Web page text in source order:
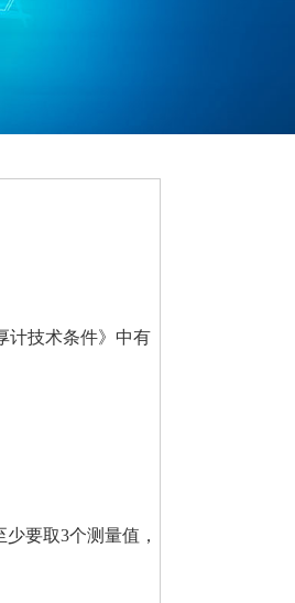
计技术条件》中有
要取3个测量值，